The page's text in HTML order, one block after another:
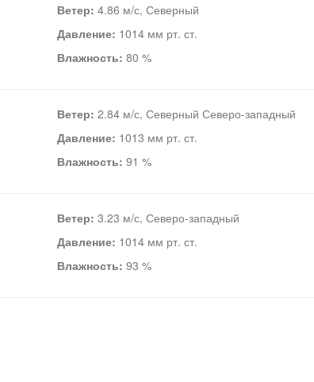
Ветер: 4.86 м/с, Северный
Давление: 1014 мм рт. ст.
Влажность: 80 %
Ветер: 2.84 м/с, Северный Северо-западный
Давление: 1013 мм рт. ст.
Влажность: 91 %
Ветер: 3.23 м/с, Северо-западный
Давление: 1014 мм рт. ст.
Влажность: 93 %